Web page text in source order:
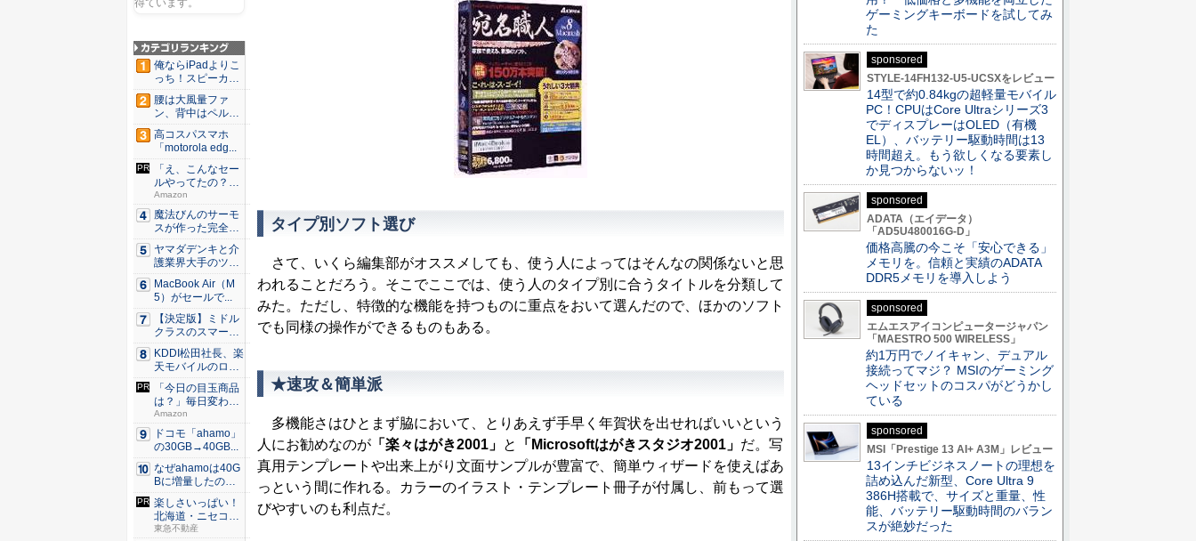
タイプ別ソフト選び
さて、いくら編集部がオススメしても、使う人によってはそんなの関係ないと思
われることだろう。そこでここでは、使う人のタイプ別に合うタイトルを分類して
みた。ただし、特徴的な機能を持つものに重点をおいて選んだので、ほかのソフト
でも同様の操作ができるものもある。
★速攻＆簡単派
多機能さはひとまず脇において、とりあえず手早く年賀状を出せればいいという
人にお勧めなのが 「楽々はがき2001」 と 「Microsoftはがきスタジオ2001」 だ。写
真用テンプレートや出来上がり文面サンプルが豊富で、簡単ウィザードを使えばあ
っという間に作れる。カラーのイラスト・テンプレート冊子が付属し、前もって選
びやすいのも利点だ。
USB Type-C - MS
Office 2021 - Win11
搭載
得ています。
俺ならiPadよりこ
っち！スピーカー
9個...
腰は大風量ファ
ン、背中はペルチ
ェ冷却。ダ...
高コスパスマホ
「motorola edg...
「え、こんなセー
ルやってたの？」
80％O...
Amazon
魔法びんのサーモ
スが作った完全遮
光100...
ヤマダデンキと介
護業界大手のツク
イが協業...
MacBook Air（M
5）がセールで...
【決定版】ミドル
クラスのスマート
フォンの...
KDDI松田社長、楽
天モバイルのロー
ミン...
「今日の目玉商品
は？」毎日変わる
Amaz...
Amazon
ドコモ「ahamo」
の30GB→40GB...
なぜahamoは40G
Bに増量したの
か ...
楽しさいっぱい！
北海道・ニセコで
避暑の夏...
東急不動産
ゲーミングキーボードを試してみ
た
sponsored
STYLE-14FH132-U5-UCSXをレビュー
14型で約0.84kgの超軽量モバイル
PC！CPUはCore Ultraシリーズ3
でディスプレーはOLED（有機
EL）、バッテリー駆動時間は13
時間超え。もう欲しくなる要素し
か見つからないッ！
sponsored
ADATA（エイデータ）
「AD5U480016G-D」
価格高騰の今こそ「安心できる」
メモリを。信頼と実績のADATA
DDR5メモリを導入しよう
sponsored
エムエスアイコンピュータージャパン
「MAESTRO 500 WIRELESS」
約1万円でノイキャン、デュアル
接続ってマジ？ MSIのゲーミング
ヘッドセットのコスパがどうかし
ている
sponsored
MSI「Prestige 13 AI+ A3M」レビュー
13インチビジネスノートの理想を
詰め込んだ新型、Core Ultra 9
386H搭載で、サイズと重量、性
能、バッテリー駆動時間のバラン
スが絶妙だった